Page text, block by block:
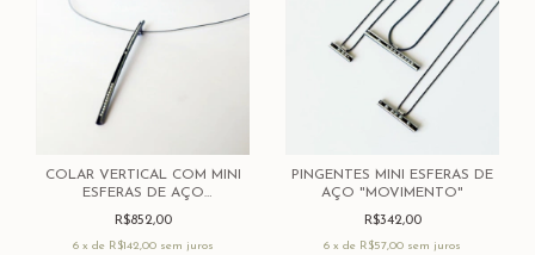
COLAR VERTICAL COM MINI
ESFERAS DE AÇO
"MOVIMENTO"
R$852,00
6 x de R$142,00 sem juros
PINGENTES MINI ESFERAS DE
AÇO "MOVIMENTO"
R$342,00
6 x de R$57,00 sem juros